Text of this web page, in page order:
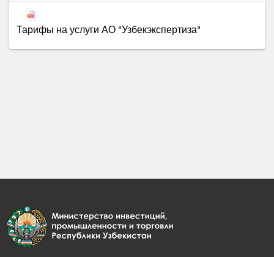
Тарифы на услуги АО "Узбекэкспертиза"